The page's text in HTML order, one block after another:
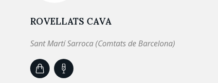
ROVELLATS CAVA
Sant Martí Sarroca (Comtats de Barcelona)